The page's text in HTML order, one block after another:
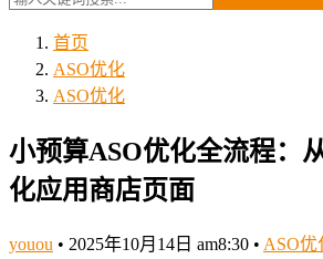
首页
ASO优化
ASO优化
小预算ASO优化全流程：
化应用商店页面
youou • 2025年10月14日 am8:30 • ASO优